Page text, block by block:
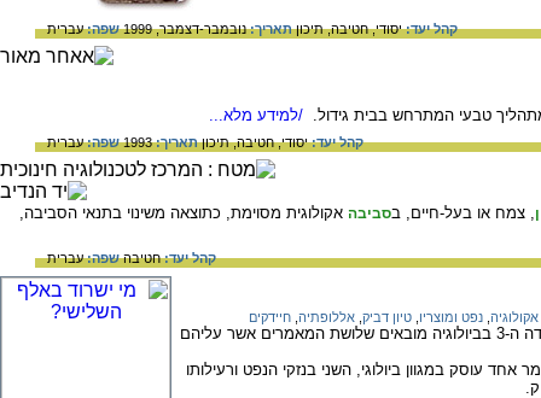
קהל יעד:יסודי,חטיבה,תיכוןתאריך:נובמבר-דצמבר, 1999 שפה:עברית
טבעי המתרחש בבית גידול. /למידע מלא...
קהל יעד:יסודי,חטיבה,תיכוןתאריך:1993 שפה:עברית
, צמח או בעל-חיים, בסביבה אקולוגית מסוימת, כתוצאה משינוי בתנאי הסביבה,
קהל יעד:חטיבהשפה:עברית
אקולוגיה נפט ומוצריו טיון דביק אללופתיה חיידקים
מי ישרוד באלף השלישי? בעקבות האולימפיאדה ה-3 בביולוגיה מובאים שלושת המאמרים אשר עליהם
עוסק במגוון ביולוגי, השני בנזקי הנפט ורעילותו